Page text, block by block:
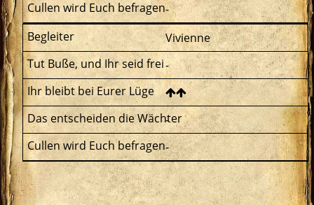
-
Vivienne
-
-
-